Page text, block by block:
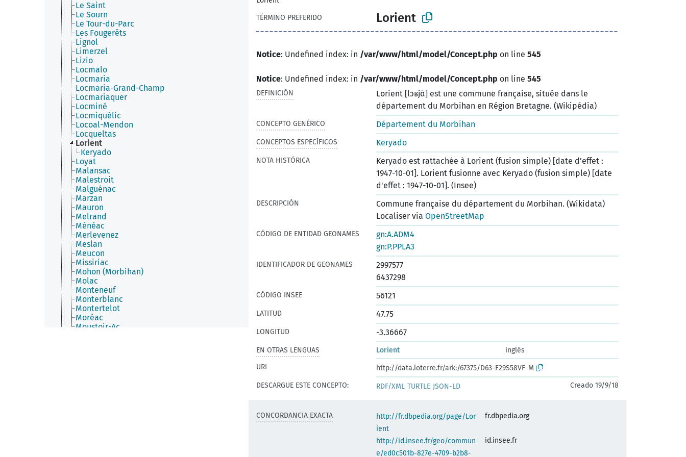
Le Saint
Le Sourn
Le Tour-du-Parc
Les Fougerêts
Lignol
Limerzel
Lizio
Locmalo
Locmaria
Locmaria-Grand-Champ
Locmariaquer
Locminé
Locmiquélic
Locoal-Mendon
Locqueltas
Lorient
Keryado
Loyat
Malansac
Malestroit
Malguénac
Marzan
Mauron
Melrand
Ménéac
Merlevenez
Meslan
Meucon
Missiriac
Mohon (Morbihan)
Molac
Monteneuf
Monterblanc
Montertelot
Moréac
Moustoir-Ac
TÉRMINO PREFERIDO
Lorient
Notice: Undefined index: in /var/www/html/model/Concept.php on line 545
Notice: Undefined index: in /var/www/html/model/Concept.php on line 545
DEFINICIÓN
Lorient [lɔʁjɑ̃] est une commune française, située dans le
département du Morbihan en Région Bretagne. (Wikipédia)
CONCEPTO GENÉRICO Département du Morbihan
CONCEPTOS ESPECÍFICOS Keryado
NOTA HISTÓRICA
Keryado est rattachée à Lorient (fusion simple) [date d'effet :
1947-10-01]. Lorient fusionne avec Keryado (fusion simple) [date
d'effet : 1947-10-01]. (Insee)
DESCRIPCIÓN
Commune française du département du Morbihan. (Wikidata)
Localiser via OpenStreetMap
CÓDIGO DE ENTIDAD GEONAMES
gn:A.ADM4
gn:P.PPLA3
IDENTIFICADOR DE GEONAMES
2997577
6437298
CÓDIGO INSEE 56121
LATITUD 47.75
LONGITUD -3.36667
EN OTRAS LENGUAS Lorient
inglés
URI
http://data.loterre.fr/ark:/67375/D63-F29S58VF-M
DESCARGUE ESTE CONCEPTO:
RDF/XML TURTLE JSON-LD Creado 19/9/18
CONCORDANCIA EXACTA
http://fr.dbpedia.org/page/Lor
ient
fr.dbpedia.org
http://id.insee.fr/geo/commun
e/ed0c501b-827e-4709-b2b8-
id.insee.fr